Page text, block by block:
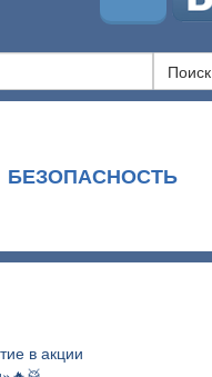
Поиск
БЕЗОПАСНОСТЬ
в акции